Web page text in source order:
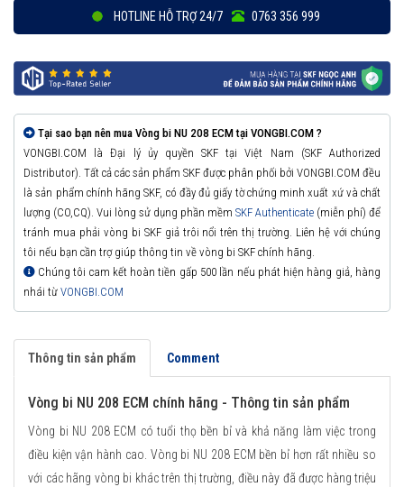
HOTLINE HỖ TRỢ 24/7 0763 356 999
Tại sao bạn nên mua Vòng bi NU 208 ECM tại VONGBI.COM ?
VONGBI.COM là Đại lý ủy quyền SKF tại Việt Nam (SKF Authorized
Distributor). Tất cả các sản phẩm SKF được phân phối bởi VONGBI.COM đều
là sản phẩm chính hãng SKF, có đầy đủ giấy tờ chứng minh xuất xứ và chất
lượng (CO,CQ). Vui lòng sử dụng phần mềm SKF Authenticate (miễn phí) để
tránh mua phải vòng bi SKF giả trôi nổi trên thị trường. Liên hệ với chúng
tôi nếu bạn cần trợ giúp thông tin về vòng bi SKF chính hãng.
Chúng tôi cam kết hoàn tiền gấp 500 lần nếu phát hiện hàng giả, hàng
nhái từ VONGBI.COM
Thông tin sản phẩm Comment
Vòng bi NU 208 ECM chính hãng - Thông tin sản phẩm
Vòng bi NU 208 ECM có tuổi thọ bền bỉ và khả năng làm việc trong
điều kiện vận hành cao. Vòng bi NU 208 ECM bền bỉ hơn rất nhiều so
với các hãng vòng bi khác trên thị trường, điều này đã được hàng triệu